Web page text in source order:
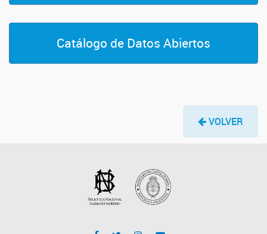
Catálogo de Datos Abiertos
VOLVER